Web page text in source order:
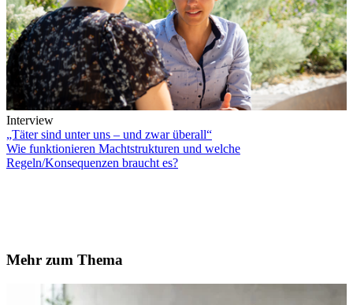
Interview
„Täter sind unter uns – und zwar überall“
Wie funktionieren Machtstrukturen und welche
Regeln/Konsequenzen braucht es?
Mehr zum Thema